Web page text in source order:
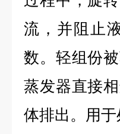
流，并阻止
数。轻组份
蒸发器直接
体排出。用